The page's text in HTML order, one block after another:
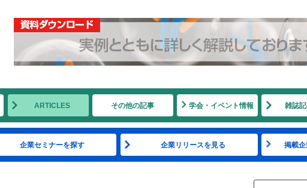
ARTICLES その他の記事 学会・イベント情報 雑誌
企業セミナーを探す 企業リリースを見る 掲載